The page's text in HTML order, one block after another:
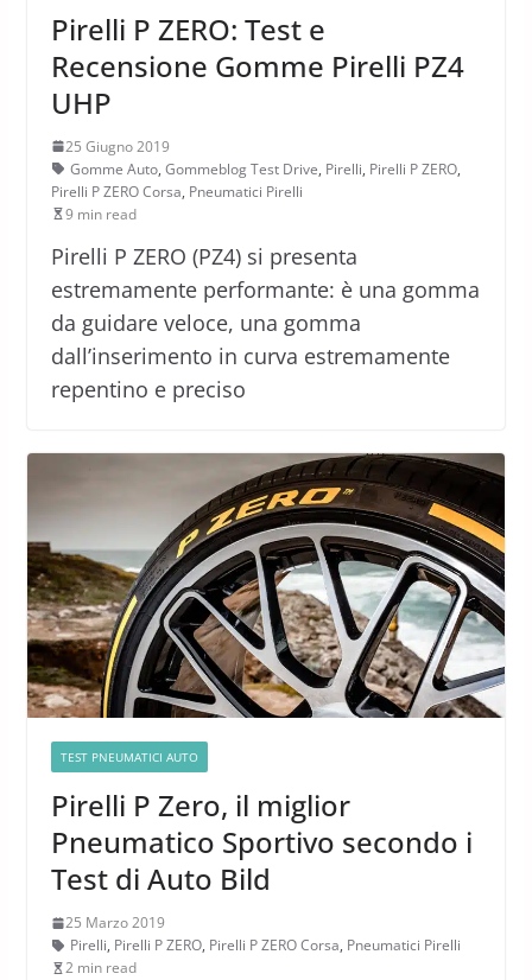
Pirelli P ZERO: Test e
Recensione Gomme Pirelli PZ4
UHP
25 Giugno 2019
Gomme Auto, Gommeblog Test Drive, Pirelli, Pirelli P ZERO,
Pirelli P ZERO Corsa, Pneumatici Pirelli
9 min read
Pirelli P ZERO (PZ4) si presenta
estremamente performante: è una gomma
da guidare veloce, una gomma
dall’inserimento in curva estremamente
repentino e preciso
TEST PNEUMATICI AUTO
Pirelli P Zero, il miglior
Pneumatico Sportivo secondo i
Test di Auto Bild
25 Marzo 2019
Pirelli, Pirelli P ZERO, Pirelli P ZERO Corsa, Pneumatici Pirelli
2 min read